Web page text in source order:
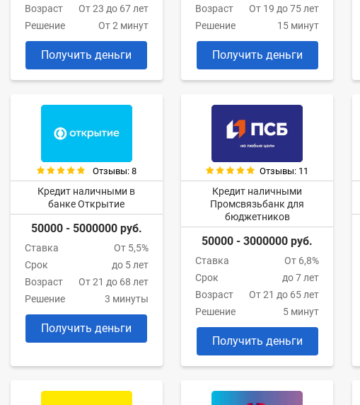
Возраст
От 23 до 67 лет
Решение
От 2 минут
Получить деньги
Возраст
От 19 до 75 лет
Решение
15 минут
Получить деньги
Отзывы: 8
Кредит наличными в
банке Открытие
50000 - 5000000 руб.
Ставка
От 5,5%
Срок
до 5 лет
Возраст
От 21 до 68 лет
Решение
3 минуты
Получить деньги
Отзывы: 11
Кредит наличными
Промсвязьбанк для
бюджетников
50000 - 3000000 руб.
Ставка
От 6,8%
Срок
до 7 лет
Возраст
От 21 до 65 лет
Решение
5 минут
Получить деньги